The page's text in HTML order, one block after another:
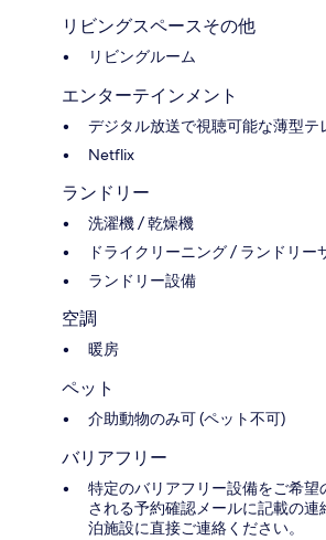
リビングスペースその他
リビングルーム
エンターテインメント
デジタル放送で視聴可能な薄型テ
Netflix
ランドリー
洗濯機 / 乾燥機
ドライクリーニング / ランドリー
ランドリー設備
空調
暖房
ペット
介助動物のみ可 (ペット不可)
バリアフリー
特定のバリアフリー設備をご希
される予約確認メールに記載の
泊施設に直接ご連絡ください。